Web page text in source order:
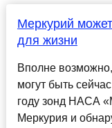
Меркурий
для жизни
Вполне
могут быть
году зонд НАСА
Меркурия и